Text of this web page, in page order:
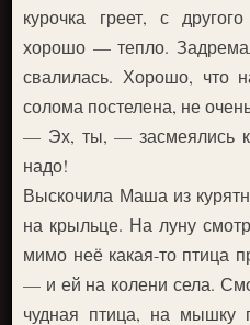
курочка греет, с
хорошо — тепло.
свалилась. Хорошо, что
солома постелена, не
— Эх, ты, — засмеялись
надо!
Выскочила Маша из
на крыльце. На луну
мимо неё какая-то птица
— и ей на колени села.
чудная птица, на мышку